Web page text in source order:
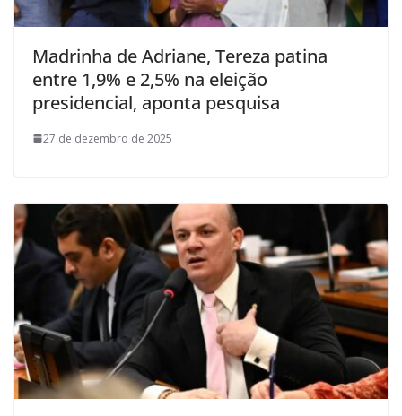
Madrinha de Adriane, Tereza patina
entre 1,9% e 2,5% na eleição
presidencial, aponta pesquisa
27 de dezembro de 2025